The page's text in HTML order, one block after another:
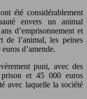
été considérablement
envers un animal
d’emprisonnement et
de l’animal, les peines
d’amende.
puni, avec des
et 45 000 euros
avec laquelle la société